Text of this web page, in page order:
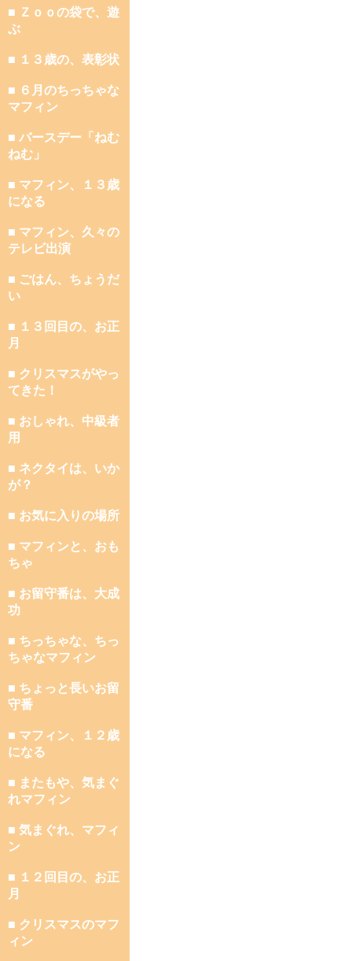
■ Ｚｏｏの袋で、遊
ぶ
■ １３歳の、表彰状
■ ６月のちっちゃな
マフィン
■ バースデー「ねむ
ねむ」
■ マフィン、１３歳
になる
■ マフィン、久々の
テレビ出演
■ ごはん、ちょうだ
い
■ １３回目の、お正
月
■ クリスマスがやっ
てきた！
■ おしゃれ、中級者
用
■ ネクタイは、いか
が？
■ お気に入りの場所
■ マフィンと、おも
ちゃ
■ お留守番は、大成
功
■ ちっちゃな、ちっ
ちゃなマフィン
■ ちょっと長いお留
守番
■ マフィン、１２歳
になる
■ またもや、気まぐ
れマフィン
■ 気まぐれ、マフィ
ン
■ １２回目の、お正
月
■ クリスマスのマフ
ィン